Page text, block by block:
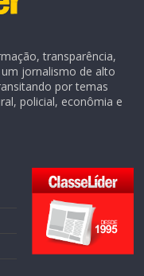
transparência,
jornalismo de alto
por temas
policial, econômia e